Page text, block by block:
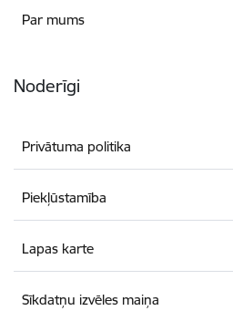
Par mums
Noderīgi
Privātuma politika
Piekļūstamība
Lapas karte
Sīkdatņu izvēles maiņa